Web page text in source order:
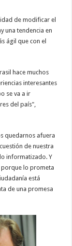
de modificar el
una tendencia en
ágil que con el
hace muchos
interesantes
se va a ir
del país",
quedarnos afuera
de nuestra
informatizado. Y
porque lo prometa
está
de una promesa